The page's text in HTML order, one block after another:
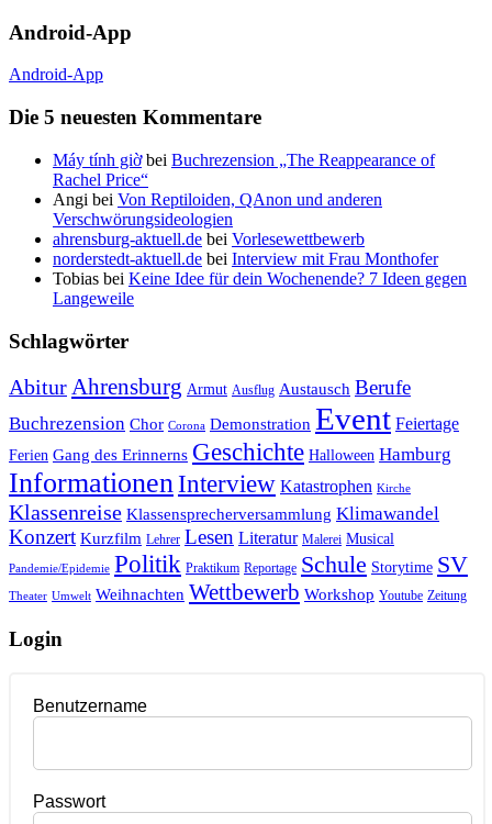
Android-App
Android-App
Die 5 neuesten Kommentare
Máy tính giờbei Buchrezension „The Reappearance of
Rachel Price“
Angi bei Von Reptiloiden, QAnon und anderen
Verschwörungsideologien
ahrensburg-aktuell.de bei Vorlesewettbewerb
norderstedt-aktuell.de bei Interview mit Frau Monthofer
Tobias bei Keine Idee für dein Wochenende? 7 Ideen gegen
Langeweile
Schlagwörter
AbiturAhrensburg Armut Ausflug Austausch Berufe
Buchrezension Chor Corona Demonstration Event Feiertage
Ferien Gang des Erinnerns Geschichte Halloween Hamburg
InformationenInterview Katastrophen Kirche
Klassenreise Klassensprecherversammlung Klimawandel
Konzert Kurzfilm Lehrer Lesen Literatur Malerei Musical
Pandemie/Epidemie Politik Praktikum Reportage Schule Storytime SV
Theater Umwelt Weihnachten Wettbewerb Workshop Youtube Zeitung
Login
Benutzername
Passwort